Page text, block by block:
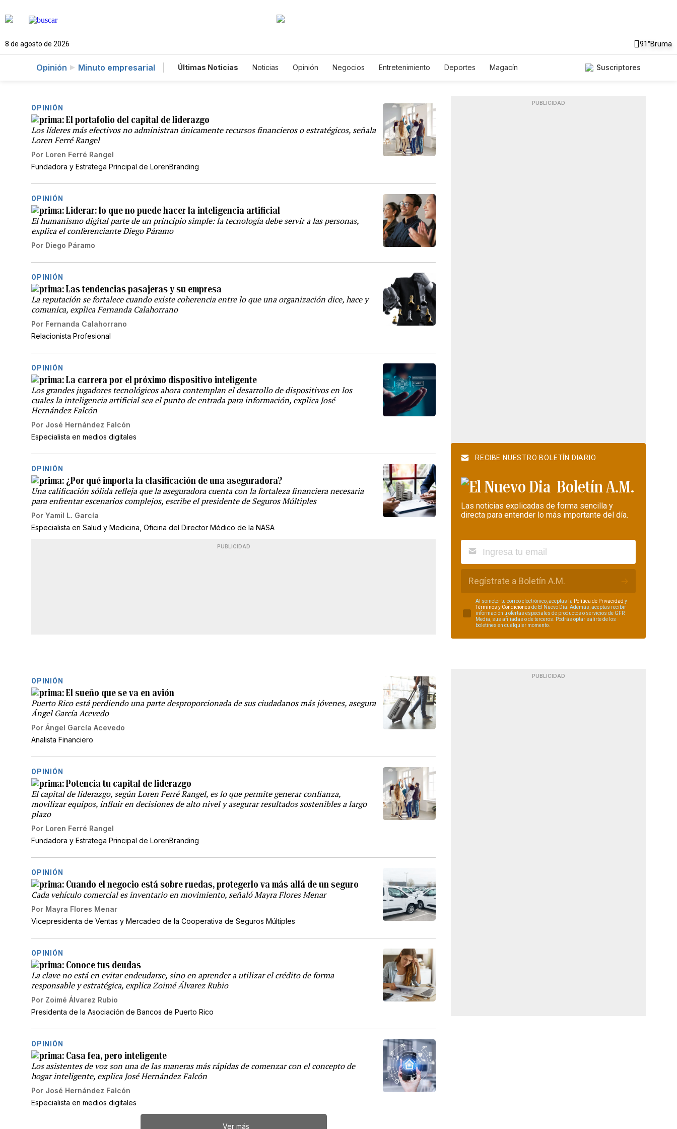
8 de agosto de 2026 91°Bruma
Opinión Minuto empresarial Últimas Noticias Noticias Opinión Negocios Entretenimiento Deportes
Magacín
Suscriptores
OPINIÓN
El portafolio del capital de liderazgo
Los líderes más efectivos no administran únicamente recursos financieros o estratégicos, señala
Loren Ferré Rangel
Por Loren Ferré Rangel
Fundadora y Estratega Principal de LorenBranding
OPINIÓN
Liderar: lo que no puede hacer la inteligencia artificial
El humanismo digital parte de un principio simple: la tecnología debe servir a las personas,
explica el conferenciante Diego Páramo
Por Diego Páramo
OPINIÓN
Las tendencias pasajeras y su empresa
La reputación se fortalece cuando existe coherencia entre lo que una organización dice, hace y
comunica, explica Fernanda Calahorrano
Por Fernanda Calahorrano
Relacionista Profesional
OPINIÓN
La carrera por el próximo dispositivo inteligente
Los grandes jugadores tecnológicos ahora contemplan el desarrollo de dispositivos en los
cuales la inteligencia artificial sea el punto de entrada para información, explica José
Hernández Falcón
Por José Hernández Falcón
Especialista en medios digitales
OPINIÓN
¿Por qué importa la clasificación de una aseguradora?
Una calificación sólida refleja que la aseguradora cuenta con la fortaleza financiera necesaria
para enfrentar escenarios complejos, escribe el presidente de Seguros Múltiples
Por Yamil L. García
Especialista en Salud y Medicina, Oficina del Director Médico de la NASA
PUBLICIDAD
PUBLICIDAD
RECIBE NUESTRO BOLETÍN DIARIO
Boletín A.M.
Las noticias explicadas de forma sencilla y
directa para entender lo más importante del día.
Regístrate a Boletín A.M.
Al someter tu correo electrónico, aceptas la Política de Privacidad y
Términos y Condiciones de El Nuevo Día. Además, aceptas recibir
información u ofertas especiales de productos o servicios de GFR
Media, sus afiliadas o de terceros. Podrás optar salirte de los
boletines en cualquier momento.
OPINIÓN
El sueño que se va en avión
Puerto Rico está perdiendo una parte desproporcionada de sus ciudadanos más jóvenes, asegura
Ángel García Acevedo
Por Ángel García Acevedo
Analista Financiero
OPINIÓN
Potencia tu capital de liderazgo
El capital de liderazgo, según Loren Ferré Rangel, es lo que permite generar confianza,
movilizar equipos, influir en decisiones de alto nivel y asegurar resultados sostenibles a largo
plazo
Por Loren Ferré Rangel
Fundadora y Estratega Principal de LorenBranding
OPINIÓN
Cuando el negocio está sobre ruedas, protegerlo va más allá de un seguro
Cada vehículo comercial es inventario en movimiento, señaló Mayra Flores Menar
Por Mayra Flores Menar
Vicepresidenta de Ventas y Mercadeo de la Cooperativa de Seguros Múltiples
OPINIÓN
Conoce tus deudas
La clave no está en evitar endeudarse, sino en aprender a utilizar el crédito de forma
responsable y estratégica, explica Zoimé Álvarez Rubio
Por Zoimé Álvarez Rubio
Presidenta de la Asociación de Bancos de Puerto Rico
OPINIÓN
Casa fea, pero inteligente
Los asistentes de voz son una de las maneras más rápidas de comenzar con el concepto de
hogar inteligente, explica José Hernández Falcón
Por José Hernández Falcón
Especialista en medios digitales
Ver más
PUBLICIDAD